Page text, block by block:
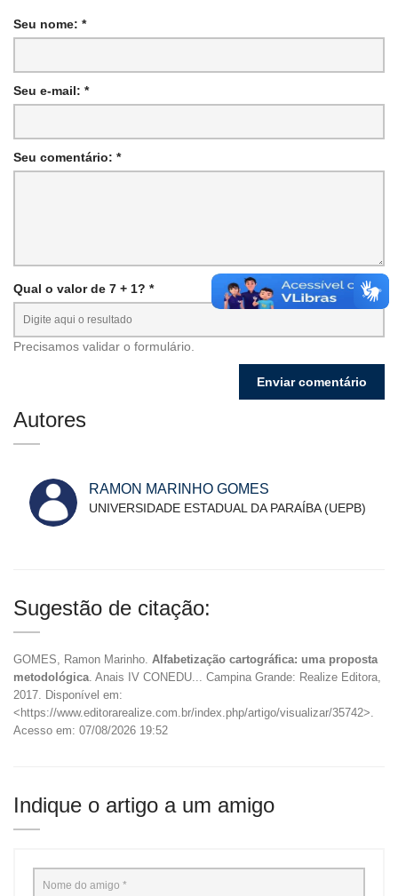
Seu nome: *
Seu e-mail: *
Seu comentário: *
Qual o valor de 7 + 1? *
Precisamos validar o formulário.
Autores
RAMON MARINHO GOMES
UNIVERSIDADE ESTADUAL DA PARAÍBA (UEPB)
Sugestão de citação:
GOMES, Ramon Marinho. Alfabetização cartográfica: uma proposta
metodológica . Anais IV CONEDU... Campina Grande: Realize Editora,
2017. Disponível em:
<https://www.editorarealize.com.br/index.php/artigo/visualizar/35742>.
Acesso em: 07/08/2026 19:52
Indique o artigo a um amigo